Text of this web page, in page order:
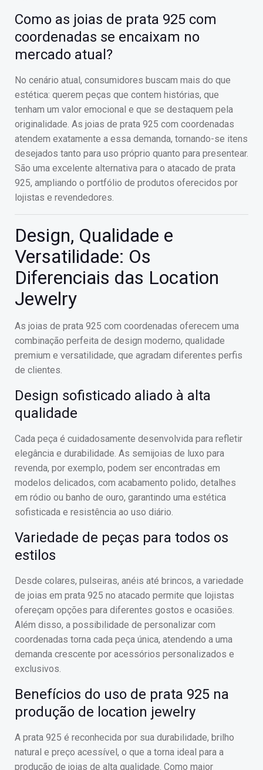
Como as joias de prata 925 com
coordenadas se encaixam no
mercado atual?
No cenário atual, consumidores buscam mais do que
estética: querem peças que contem histórias, que
tenham um valor emocional e que se destaquem pela
originalidade. As joias de prata 925 com coordenadas
atendem exatamente a essa demanda, tornando-se itens
desejados tanto para uso próprio quanto para presentear.
São uma excelente alternativa para o atacado de prata
925, ampliando o portfólio de produtos oferecidos por
lojistas e revendedores.
Design, Qualidade e
Versatilidade: Os
Diferenciais das Location
Jewelry
As joias de prata 925 com coordenadas oferecem uma
combinação perfeita de design moderno, qualidade
premium e versatilidade, que agradam diferentes perfis
de clientes.
Design sofisticado aliado à alta
qualidade
Cada peça é cuidadosamente desenvolvida para refletir
elegância e durabilidade. As semijoias de luxo para
revenda, por exemplo, podem ser encontradas em
modelos delicados, com acabamento polido, detalhes
em ródio ou banho de ouro, garantindo uma estética
sofisticada e resistência ao uso diário.
Variedade de peças para todos os
estilos
Desde colares, pulseiras, anéis até brincos, a variedade
de joias em prata 925 no atacado permite que lojistas
ofereçam opções para diferentes gostos e ocasiões.
Além disso, a possibilidade de personalizar com
coordenadas torna cada peça única, atendendo a uma
demanda crescente por acessórios personalizados e
exclusivos.
Benefícios do uso de prata 925 na
produção de location jewelry
A prata 925 é reconhecida por sua durabilidade, brilho
natural e preço acessível, o que a torna ideal para a
produção de joias de alta qualidade. Como maior